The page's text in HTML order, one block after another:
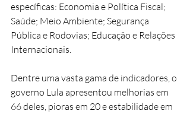
específicas: Economia e Política Fiscal;
Saúde; Meio Ambiente; Segurança
Pública e Rodovias; Educação e Relações
Internacionais.
Dentre uma vasta gama de indicadores, o
governo Lula apresentou melhorias em
66 deles, pioras em 20 e estabilidade em